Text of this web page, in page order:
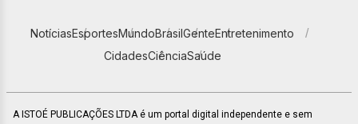
NotíciasEsportesMundoBrasilGenteEntretenimento
CidadesCiênciaSaúde
A ISTOÉ PUBLICAÇÕES LTDA é um portal digital independente e sem